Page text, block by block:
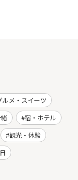
ルメ・スイーツ
宿・ホテル
観光・体験